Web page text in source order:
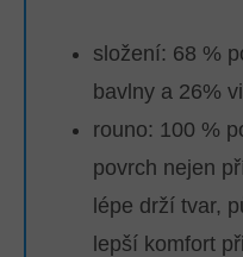
složení: 68 %
bavlny a 26%
rouno: 100 %
povrch nejen
lépe drží tvar,
lepší komfort